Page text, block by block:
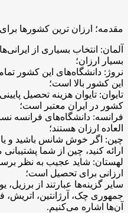
مقدمه؛ ارزان ترین کشورها
آلمان: انتخاب بسیاری از
بسیار ارزان؛
نروژ: دانشگاه‌های این کشور
این کشور بالا است؛
تایوان: تایوان هزینه تحصیل
کشور در ایران معتبر است؛
فرانسه: دانشگاه‌های فرانسه
العاده ارزان هستند؛
چین: اگر خوش شانس باشید و یا
ارائه کنید، چین از شما
لهستان: شاید عجیب به نظر
ارزانی برای تحصیل است؛
سایر گزینه‌ها عبارتند از
جمهوری چک، آرژانتین، اتریش،
آن‌ها اشاره می‌کنیم.